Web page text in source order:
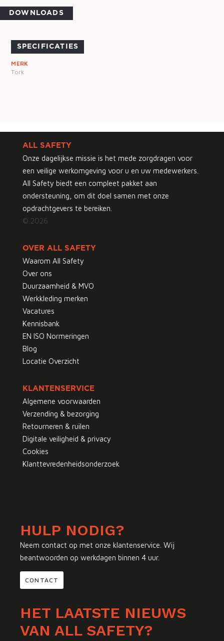
DOWNLOADS
SPECIFICATIES
MERK
Tork
ALL SAFETY
Onze dagelijkse missie is het mede zorgdragen voor
een veilige werkomgeving voor u en uw medewerkers.
All Safety biedt een compleet pakket aan
ondersteuning, om dit doel samen met onze
opdrachtgevers te bereiken.
© 2026
OVER ALL SAFETY
Waarom All Safety
Over ons
Duurzaamheid & MVO
Werkkleding merken
Vacatures
Kennisbank
EN ISO Normeringen
Blog
Locatie Overzicht
KLANTENSERVICE
Algemene voorwaarden
Verzending & bezorging
Retourneren & ruilen
Digitale veiligheid & privacy
Cookies
Klanttevredenheidsonderzoek
HULP NODIG?
Neem contact op met onze klantenservice. Wij
beantwoorden op werkdagen binnen 4 uur.
CONTACT
HET LAATSTE NIEUWS
VAN ALL SAFETY?